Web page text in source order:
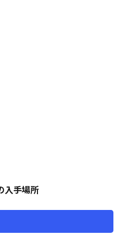
入手場所